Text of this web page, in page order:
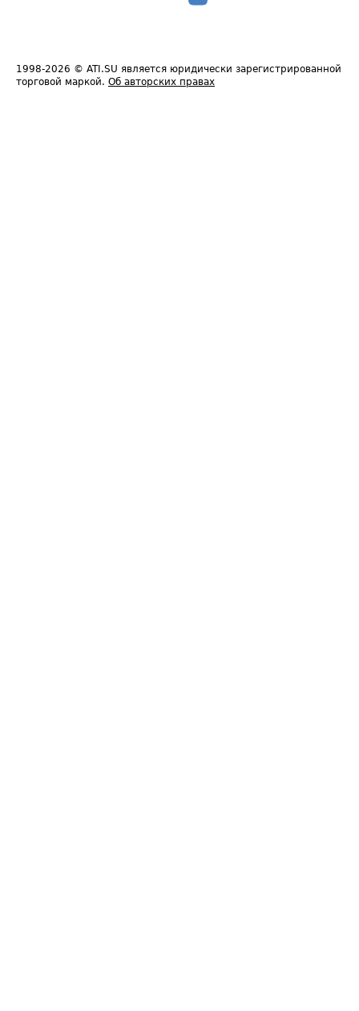
1998-2026 © ATI.SU является юридически зарегистрированной
торговой маркой. Об авторских правах